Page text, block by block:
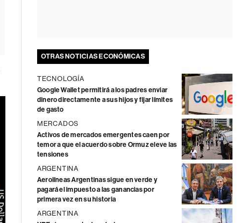
OTRAS NOTICIAS ECONÓMICAS
TECNOLOGÍA
Google Wallet permitirá a los padres enviar
dinero directamente a sus hijos y fijar límites
de gasto
MERCADOS
Activos de mercados emergentes caen por
temor a que el acuerdo sobre Ormuz eleve las
tensiones
ARGENTINA
Aerolíneas Argentinas sigue en verde y
pagará el impuesto a las ganancias por
primera vez en su historia
ARGENTINA